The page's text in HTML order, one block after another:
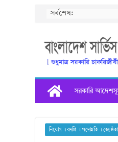
সর্বশেষ:
সরকারি
নিয়োগ । বদলি । পদোন্নতি । জ্যেষ্ঠতা